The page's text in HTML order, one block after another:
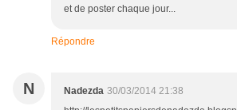
et de poster chaque jour...
Répondre
N Nadezda 30/03/2014 21:38